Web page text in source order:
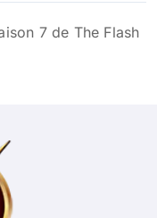
7 de The Flash